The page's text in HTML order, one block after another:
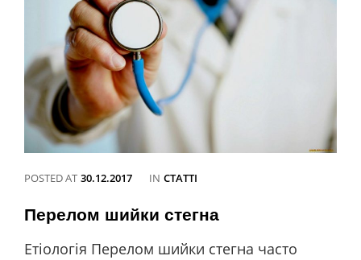
POSTED AT 30.12.2017 IN CATEGORIES
СТАТТІ
Перелом шийки стегна
Етіологія Перелом шийки стегна часто